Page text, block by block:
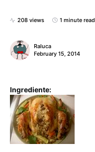
208 views 1 minute read
Raluca
February 15, 2014
Ingrediente: